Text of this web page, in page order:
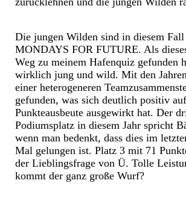
Die jungen Wilden sind in diesem
MONDAYS FOR FUTURE. Als
Weg zu meinem Hafenquiz gefunden
wirklich jung und wild. Mit den
einer heterogeneren
gefunden, was sich deutlich positiv
Punkteausbeute ausgewirkt hat. Der
Podiumsplatz in diesem Jahr spricht
wenn man bedenkt, dass dies im
Mal gelungen ist. Platz 3 mit 71
der Lieblingsfrage von Ü. Tolle
kommt der ganz große Wurf?